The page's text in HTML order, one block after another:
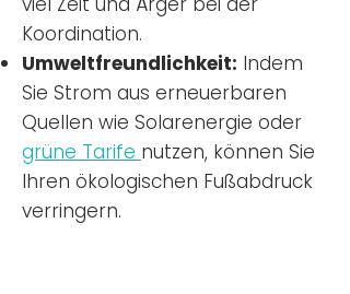
Koordination.
Umweltfreundlichkeit: Indem
Sie Strom aus erneuerbaren
Quellen wie Solarenergie oder
grüne Tarife nutzen, können Sie
Ihren ökologischen Fußabdruck
verringern.